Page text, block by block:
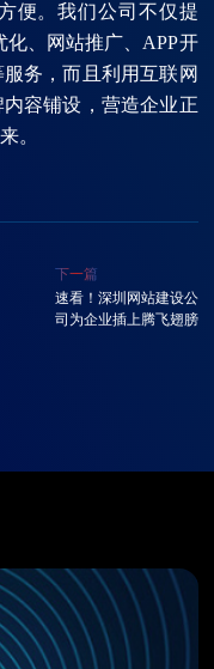
便。我们公司不仅提
化、网站推广、APP开
务，而且利用互联网
容铺设，营造企业正
。
下一篇
速看！深圳网站建设公
司为企业插上腾飞翅膀